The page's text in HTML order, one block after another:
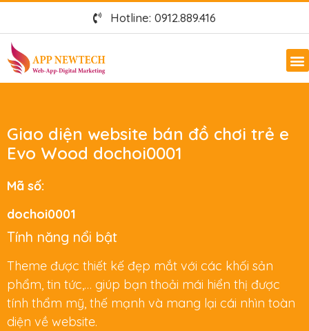
Hotline: 0912.889.416
Giao diện website bán đồ chơi trẻ e
Evo Wood dochoi0001
Mã số:
dochoi0001
Tính năng nổi bật
Theme được thiết kế đẹp mắt với các khối sản
phẩm, tin tức,… giúp bạn thoải mái hiển thị được
tính thẩm mỹ, thế mạnh và mang lại cái nhìn toàn
diện về website.